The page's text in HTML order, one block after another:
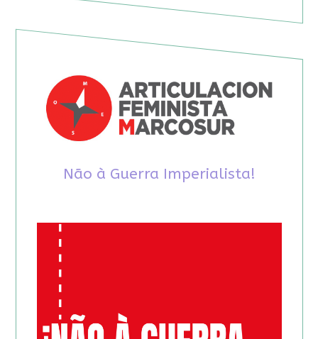
Não à Guerra Imperialista!